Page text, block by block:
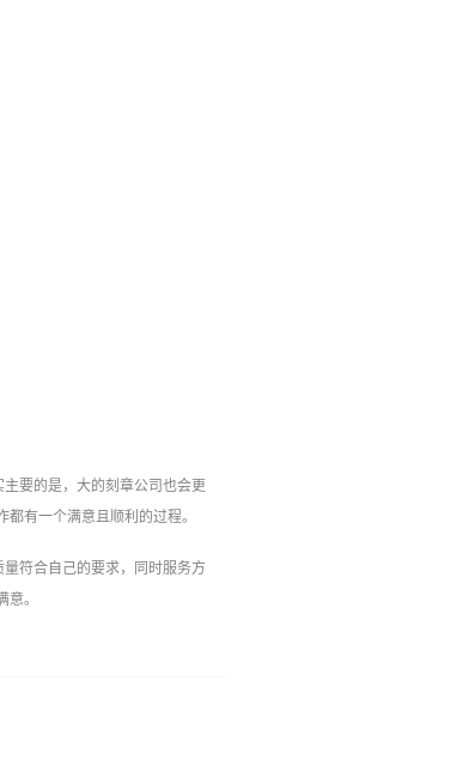
要的是，大的刻章公司也会更
有一个满意且顺利的过程。
符合自己的要求，同时服务方
。